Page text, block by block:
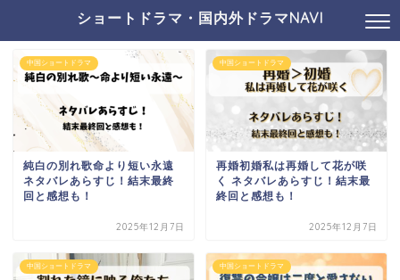
ショートドラマ・国内外ドラマNAVI
中国ショートドラマ
純白の別れ歌命より短い永遠
ネタバレあらすじ！結末最終
回と感想も！
2025年12月7日
中国ショートドラマ
再婚初婚私は再婚して花が咲
く ネタバレあらすじ！結末最
終回と感想も！
2025年12月7日
中国ショートドラマ 中国ショートドラマ